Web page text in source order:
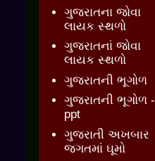
ગુજરાતના જોવા
લાયક સ્થળો
ગુજરાતનાં જોવા
લાયક સ્થળો
ગુજરાતની ભૂગોળ
ગુજરાતની ભૂગોળ -
ppt
ગુજરાતી અખબાર
જગતમાં ઘૂમો